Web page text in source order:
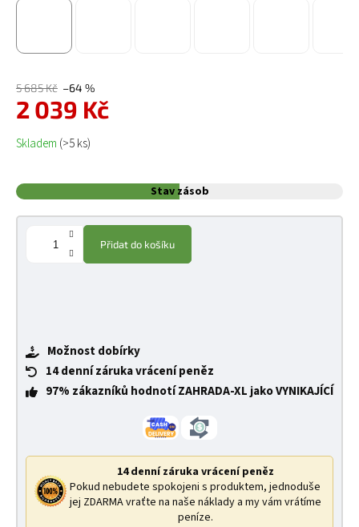
5 685 Kč –64 %
2 039 Kč
Měrná cena:
Skladem (>5 ks)
Stav zásob
Přidat do košíku
Možnost dobírky
14 denní záruka vrácení peněz
97% zákazníků hodnotí ZAHRADA-XL jako VYNIKAJÍCÍ
14 denní záruka vrácení peněz
Pokud nebudete spokojeni s produktem, jednoduše
jej ZDARMA vraťte na naše náklady a my vám vrátíme
peníze.